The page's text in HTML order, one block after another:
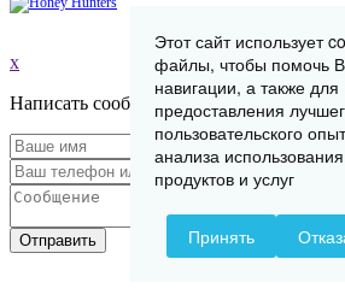
x
Написать сообщение
Отправить
Этот сайт использует
файлы, чтобы помочь
навигации, а также для
предоставления
пользовательского
анализа
продуктов и услуг
Принять